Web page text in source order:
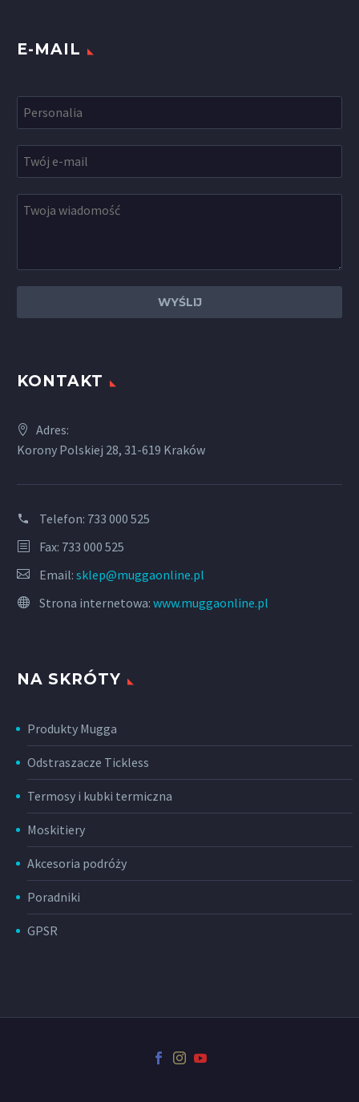
E-MAIL
KONTAKT
Adres:
Korony Polskiej 28, 31-619 Kraków
Telefon: 733 000 525
Fax: 733 000 525
Email: sklep@muggaonline.pl
Strona internetowa: www.muggaonline.pl
NA SKRÓTY
Produkty Mugga
Odstraszacze Tickless
Termosy i kubki termiczna
Moskitiery
Akcesoria podróży
Poradniki
GPSR